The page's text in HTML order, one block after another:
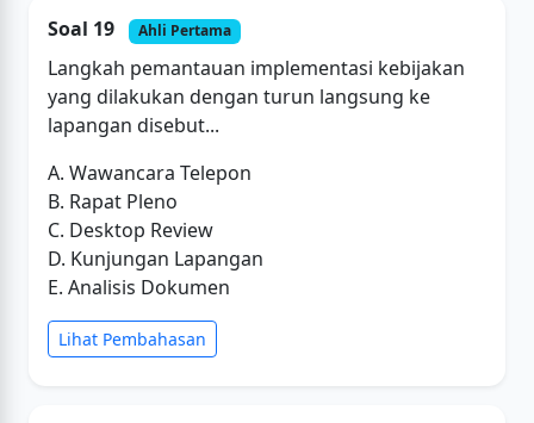
Soal 19 Ahli Pertama
Langkah pemantauan implementasi kebijakan
yang dilakukan dengan turun langsung ke
lapangan disebut...
A. Wawancara Telepon
B. Rapat Pleno
C. Desktop Review
D. Kunjungan Lapangan
E. Analisis Dokumen
Lihat Pembahasan